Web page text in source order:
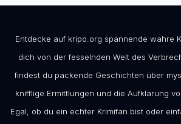
Entdecke auf kripo.org spannende wahre
dich von der fesselnden Welt des
findest du packende Geschichten über
knifflige Ermittlungen und die Aufklärung
Egal, ob du ein echter Krimifan bist oder